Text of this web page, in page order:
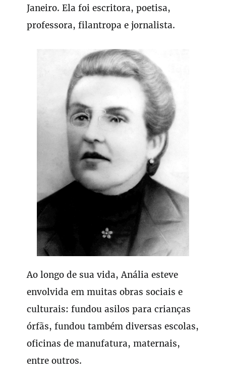
Janeiro. Ela foi escritora, poetisa,
professora, filantropa e jornalista.
Ao longo de sua vida, Anália esteve
envolvida em muitas obras sociais e
culturais: fundou asilos para crianças
órfãs, fundou também diversas escolas,
oficinas de manufatura, maternais,
entre outros.